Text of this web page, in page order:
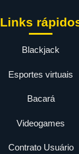
Links
Blackjack
Esportes virtuais
Bacará
Videogames
Contrato Usuário